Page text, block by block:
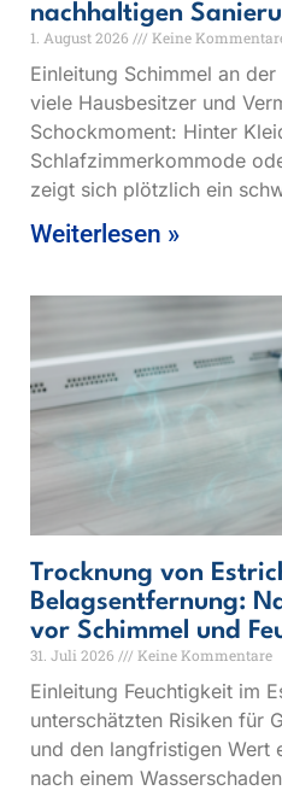
nachhaltigen
1. August 2026 Keine
Einleitung Schimmel an
viele Hausbesitzer und
Schockmoment: Hinter
Schlafzimmerkommode
zeigt sich plötzlich ein
Weiterlesen »
Trocknung von
Belagsentfernung:
vor Schimmel und
31. Juli 2026 Keine Kommentare
Einleitung Feuchtigkeit im
unterschätzten Risiken für
und den langfristigen Wert
nach einem